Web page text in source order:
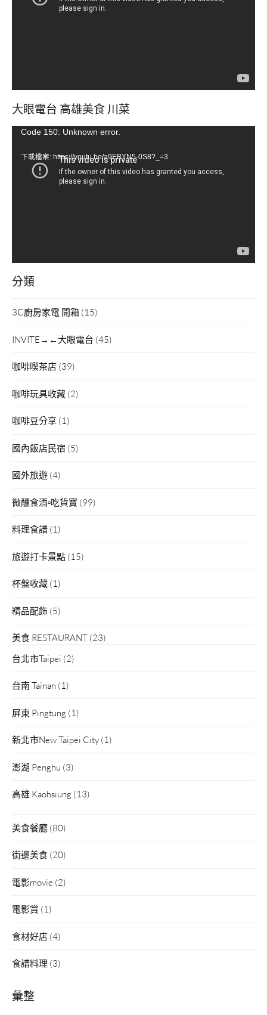
大眼電台 高雄美食 川菜
視Code 150: Unknown error.
下載檔案: https://youtu.be/a9EBYN5-0S8?_=3
分類
3C廚房家電 開箱 (15)
INVITE→←大眼電台 (45)
咖啡喫茶店 (39)
咖啡玩具收藏 (2)
咖啡豆分享 (1)
國內飯店民宿 (5)
國外旅遊 (4)
微醺食酒▫吃貨寶 (99)
料理食譜 (1)
旅遊打卡景點 (15)
杯盤收藏 (1)
精品配飾 (5)
美食 RESTAURANT (23)
台北市Taipei (2)
台南 Tainan (1)
屏東 Pingtung (1)
新北市New Taipei City (1)
澎湖 Penghu (3)
高雄 Kaohsiung (13)
美食餐廳 (80)
街邊美食 (20)
電影movie (2)
電影賞 (1)
食材好店 (4)
食譜料理 (3)
彙整